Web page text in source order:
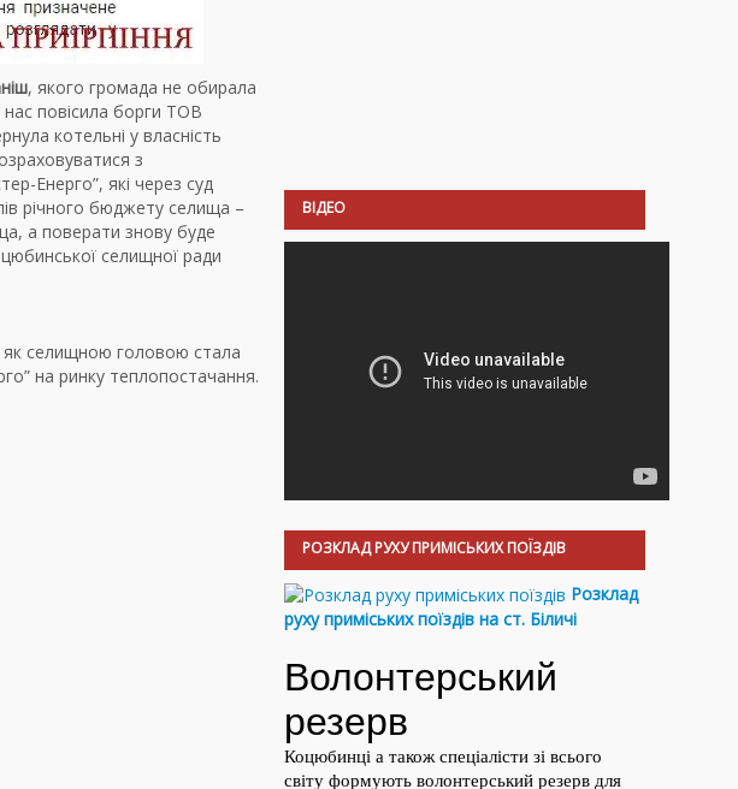
, якого громада не обирала
повісила борги ТОВ
котельні у власність
з
Енерго”, які через суд
річного бюджету селища –
а поверати знову буде
селищної ради
як селищною головою стала
на ринку теплопостачання.
ВІДЕО
РОЗКЛАД РУХУ ПРИМІСЬКИХ ПОЇЗДІВ
Розклад
руху приміських поїздів на ст. Біличі